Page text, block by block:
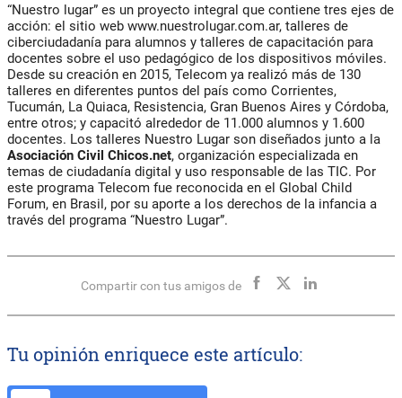
“Nuestro lugar” es un proyecto integral que contiene tres ejes de
acción: el sitio web www.nuestrolugar.com.ar, talleres de
ciberciudadanía para alumnos y talleres de capacitación para
docentes sobre el uso pedagógico de los dispositivos móviles.
Desde su creación en 2015, Telecom ya realizó más de 130
talleres en diferentes puntos del país como Corrientes,
Tucumán, La Quiaca, Resistencia, Gran Buenos Aires y Córdoba,
entre otros; y capacitó alrededor de 11.000 alumnos y 1.600
docentes. Los talleres Nuestro Lugar son diseñados junto a la
Asociación Civil Chicos.net, organización especializada en
temas de ciudadanía digital y uso responsable de las TIC. Por
este programa Telecom fue reconocida en el Global Child
Forum, en Brasil, por su aporte a los derechos de la infancia a
través del programa “Nuestro Lugar”.
Compartir con tus amigos de
Tu opinión enriquece este artículo: